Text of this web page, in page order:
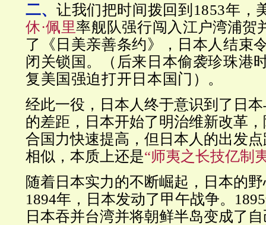
二、 让我们把时间拨回到1853年，
休·佩里率舰队强行闯入 江户湾浦贺
了《日美亲善条约》，日本人结束
闭关锁国。（后来日本偷袭珍珠港
复美国强迫打开日本国门）。
经此一役，日本人终于意识到了日
的差距，日本开始了明治维新改革
合国力快速提高，但日本人的出发
相似，本质上还是“师夷之长技亿制
随着日本实力的不断崛起，日本的
1894年，日本发动了甲午战争。
日本吞并台湾并将朝鲜半岛变成了